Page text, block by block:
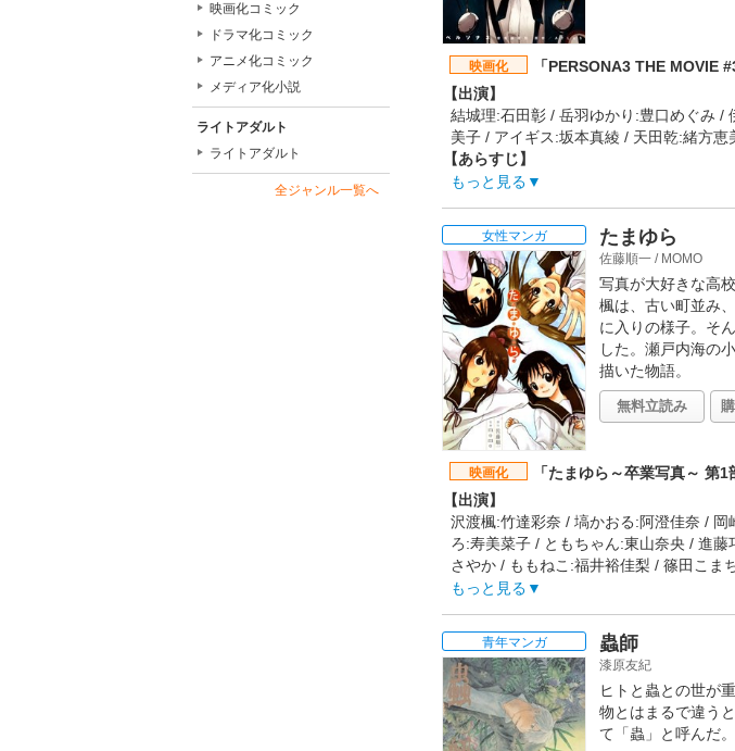
映画化コミック
ドラマ化コミック
アニメ化コミック
メディア化小説
ライトアダルト
ライトアダルト
全ジャンル一覧へ
【スタッフ情報】
監督:FROGMAN
脚本:FROGMAN / 音楽:manzo / 制作協
【音楽】
OP:チームしゃちほこ「天才バカボン」 /
【公開日】
2015年5月23日
映画化
「PERSONA3 THE MOVIE
【出演】
結城理:石田彰 / 岳羽ゆかり:豊口めぐみ /
美子 / アイギス:坂本真綾 / 天田乾:緒方
【あらすじ】
季節は秋へ。異形の怪物「シャドウ」と
仲間や家族の死と向き合い、あるものは
の意味に葛藤する。そして、理のまえに
はまわりはじめる。それぞれの繋がりを
【制作会社】
A-1 Pictures
【スタッフ情報】
原作:ATLUS / キャラクター原案:副島成記
監督:元永慶太郎
脚本:熊谷純 / スーパーバイザー:岸誠二 /
子 / ペルソナデザイン:秋恭摩 / プロップ
レクター:今泉秀樹 / ビジュアルデザイナ
【音楽】
川村ゆみ & Lotus Juice「Light in
【公開日】
2015年4月4日
もっと見る
女性マンガ たまゆら
佐藤順一 / MOMO
写真が大好きな高
楓は、古い町並み
に入りの様子。そ
した。瀬戸内海の
描いた物語。
無料立読み
映画化
「たまゆら～卒業写真～ 第1
【出演】
沢渡楓:竹達彩奈 / 塙かおる:阿澄佳奈 /
ろ:寿美菜子 / ともちゃん:東山奈央 / 進
さやか / ももねこ:福井裕佳梨 / 篠田こま
恵美 / 楓の祖母:松尾佳子 / マエストロ:中
この春、高校3年生へと進級した、楓、
新しい仲間を加えながらも、これまでと
に迫った卒業に向けて、自分たちの将来
過ごしてきた大切な時間の数々を思い
【制作会社】
TYOアニメーションズ
もっと見る
青年マンガ 蟲師
漆原友紀
ヒトと蟲との世が
物とはまるで違う
て「蟲」と呼んだ